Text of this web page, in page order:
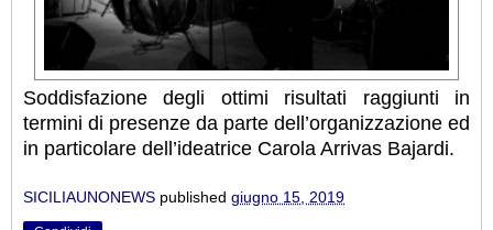
Soddisfazione degli ottimi risultati raggiunti in
termini di presenze da parte dell’organizzazione ed
in particolare dell’ideatrice Carola Arrivas Bajardi.
SICILIAUNONEWS published giugno 15, 2019